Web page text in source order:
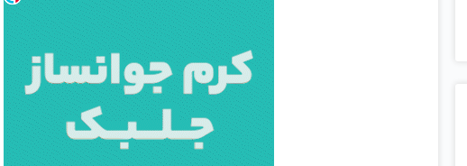
چرا اینجوری شد چرا هر چی تو گفتی رو باور کردم
گفتم تنها میشیم دوتامون
همون شد آخر سرم
خراب کردی تو مغزم هر چی که ساختم ازت
هر چی که ساختم ازت من
برو دیگه حرف با من نزن